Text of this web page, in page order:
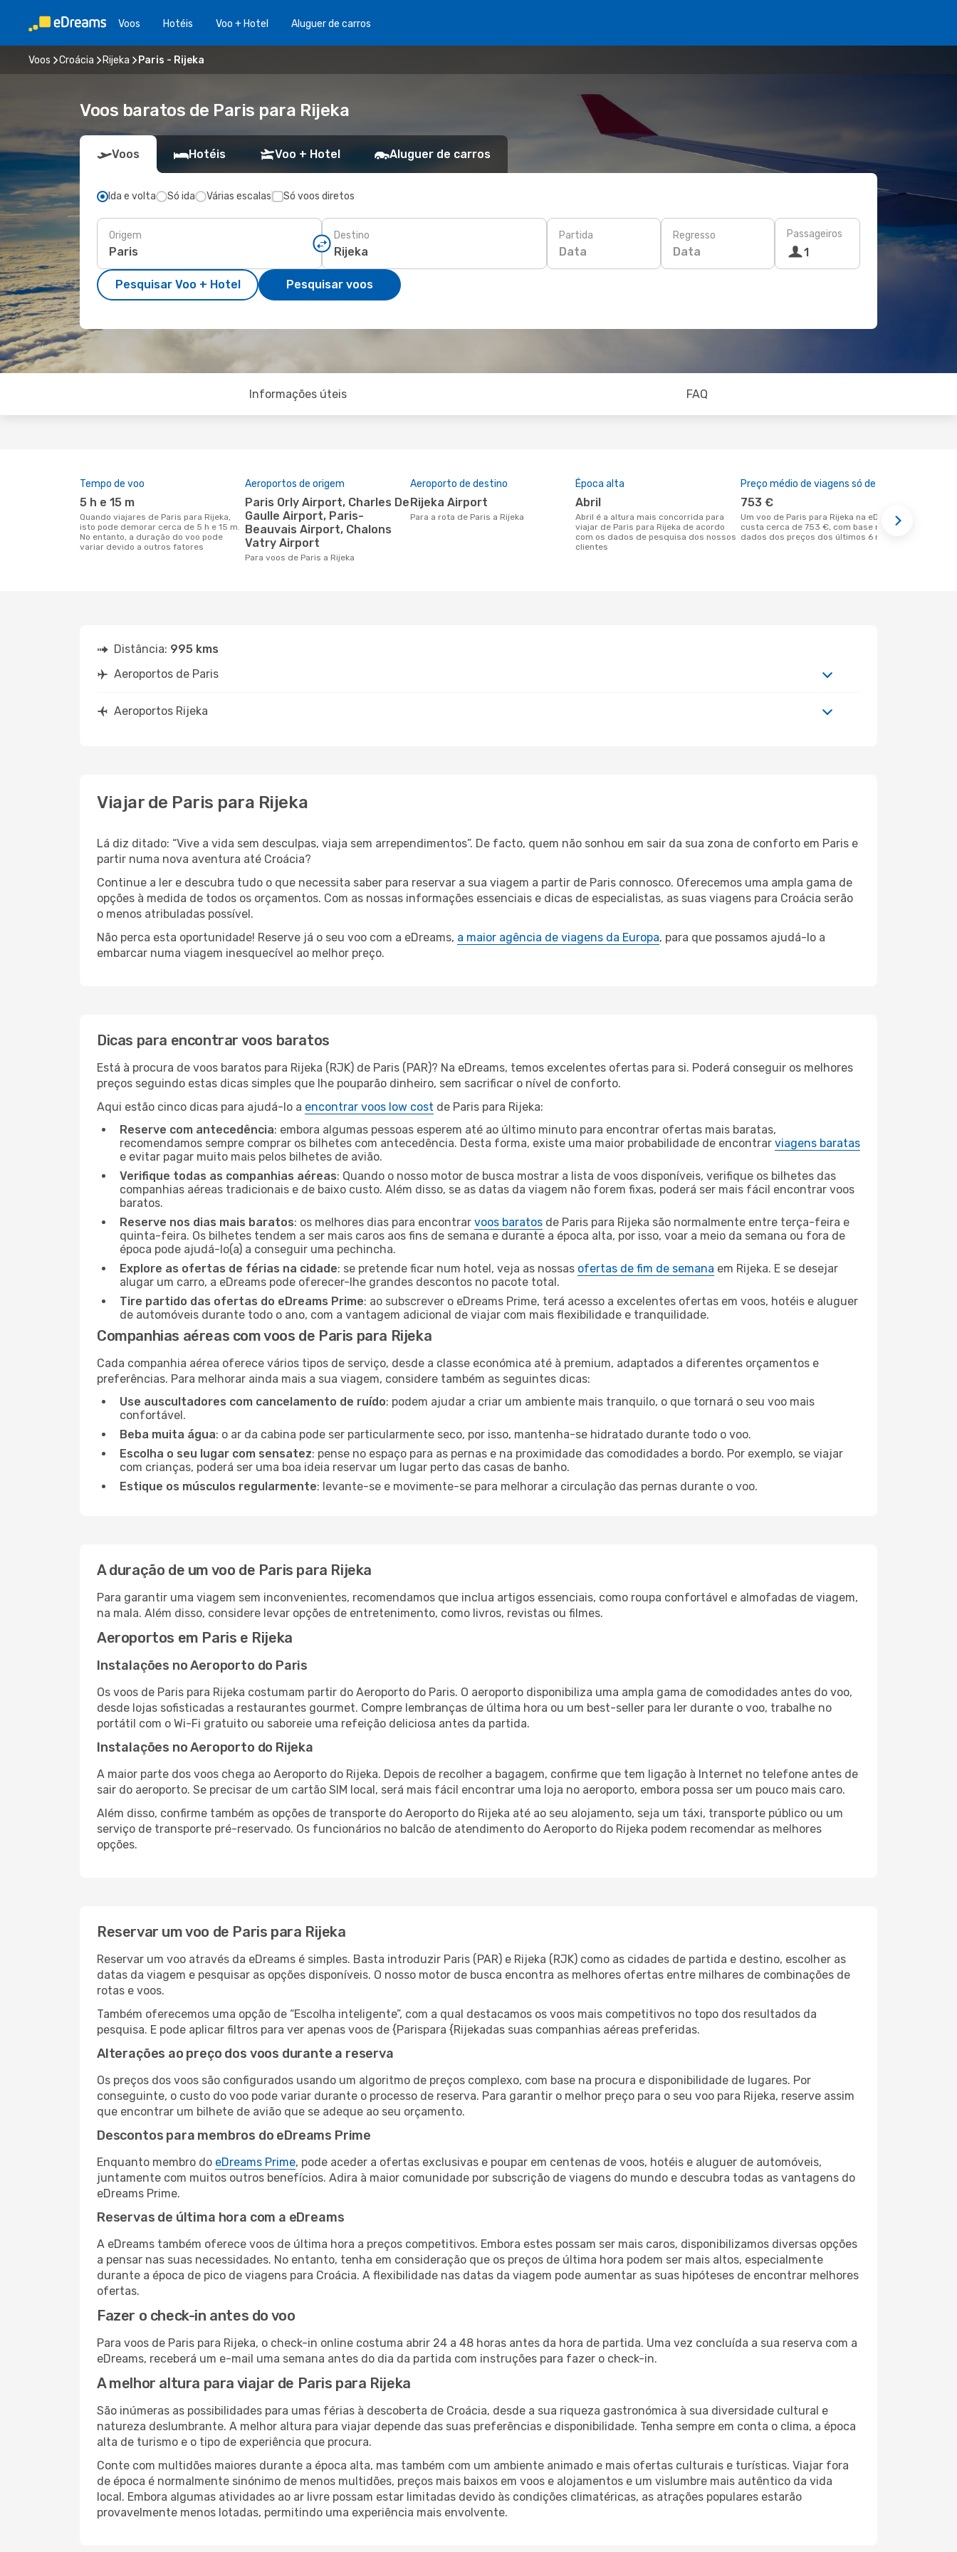
Voos Hotéis Voo + Hotel Aluguer de carros
Voos Croácia Rijeka Paris - Rijeka
Voos baratos de Paris para Rijeka
Voos Hotéis Voo + Hotel Aluguer de carros
Ida e volta Só ida Várias escalas Só voos diretos
Origem Destino Partida
Data
Regresso
Data
Passageiros
1
Pesquisar Voo + Hotel Pesquisar voos
Informações úteis FAQ
Tempo de voo
5 h e 15 m
Quando viajares de Paris para Rijeka,
isto pode demorar cerca de 5 h e 15 m.
No entanto, a duração do voo pode
variar devido a outros fatores
Aeroportos de origem
Paris Orly Airport, Charles De
Gaulle Airport, Paris-
Beauvais Airport, Chalons
Vatry Airport
Para voos de Paris a Rijeka
Aeroporto de destino
Rijeka Airport
Para a rota de Paris a Rijeka
Época alta
abril
abril é a altura mais concorrida para
viajar de Paris para Rijeka de acordo
com os dados de pesquisa dos nossos
clientes
Preço médio de viagens só de ida
753 €
Um voo de Paris para Rijeka na eDreams
custa cerca de 753 €, com base nos
dados dos preços dos últimos 6 meses
Distância: 995 kms
Aeroportos de Paris
Aeroportos Rijeka
Viajar de Paris para Rijeka
Lá diz ditado: “Vive a vida sem desculpas, viaja sem arrependimentos”. De facto, quem não sonhou em sair da sua zona de conforto em Paris e
partir numa nova aventura até Croácia?
Continue a ler e descubra tudo o que necessita saber para reservar a sua viagem a partir de Paris connosco. Oferecemos uma ampla gama de
opções à medida de todos os orçamentos. Com as nossas informações essenciais e dicas de especialistas, as suas viagens para Croácia serão
o menos atribuladas possível.
Não perca esta oportunidade! Reserve já o seu voo com a eDreams, a maior agência de viagens da Europa, para que possamos ajudá-lo a
embarcar numa viagem inesquecível ao melhor preço.
Dicas para encontrar voos baratos
Está à procura de voos baratos para Rijeka (RJK) de Paris (PAR)? Na eDreams, temos excelentes ofertas para si. Poderá conseguir os melhores
preços seguindo estas dicas simples que lhe pouparão dinheiro, sem sacrificar o nível de conforto.
Aqui estão cinco dicas para ajudá-lo a encontrar voos low cost de Paris para Rijeka:
Reserve com antecedência: embora algumas pessoas esperem até ao último minuto para encontrar ofertas mais baratas,
recomendamos sempre comprar os bilhetes com antecedência. Desta forma, existe uma maior probabilidade de encontrar viagens baratas
e evitar pagar muito mais pelos bilhetes de avião.
Verifique todas as companhias aéreas: Quando o nosso motor de busca mostrar a lista de voos disponíveis, verifique os bilhetes das
companhias aéreas tradicionais e de baixo custo. Além disso, se as datas da viagem não forem fixas, poderá ser mais fácil encontrar voos
baratos.
Reserve nos dias mais baratos: os melhores dias para encontrar voos baratos de Paris para Rijeka são normalmente entre terça-feira e
quinta-feira. Os bilhetes tendem a ser mais caros aos fins de semana e durante a época alta, por isso, voar a meio da semana ou fora de
época pode ajudá-lo(a) a conseguir uma pechincha.
Explore as ofertas de férias na cidade: se pretende ficar num hotel, veja as nossas ofertas de fim de semana em Rijeka. E se desejar
alugar um carro, a eDreams pode oferecer-lhe grandes descontos no pacote total.
Tire partido das ofertas do eDreams Prime: ao subscrever o eDreams Prime, terá acesso a excelentes ofertas em voos, hotéis e aluguer
de automóveis durante todo o ano, com a vantagem adicional de viajar com mais flexibilidade e tranquilidade.
Companhias aéreas com voos de Paris para Rijeka
Cada companhia aérea oferece vários tipos de serviço, desde a classe económica até à premium, adaptados a diferentes orçamentos e
preferências. Para melhorar ainda mais a sua viagem, considere também as seguintes dicas:
Use auscultadores com cancelamento de ruído: podem ajudar a criar um ambiente mais tranquilo, o que tornará o seu voo mais
confortável.
Beba muita água: o ar da cabina pode ser particularmente seco, por isso, mantenha-se hidratado durante todo o voo.
Escolha o seu lugar com sensatez: pense no espaço para as pernas e na proximidade das comodidades a bordo. Por exemplo, se viajar
com crianças, poderá ser uma boa ideia reservar um lugar perto das casas de banho.
Estique os músculos regularmente: levante-se e movimente-se para melhorar a circulação das pernas durante o voo.
A duração de um voo de Paris para Rijeka
Para garantir uma viagem sem inconvenientes, recomendamos que inclua artigos essenciais, como roupa confortável e almofadas de viagem,
na mala. Além disso, considere levar opções de entretenimento, como livros, revistas ou filmes.
Aeroportos em Paris e Rijeka
Instalações no Aeroporto do Paris
Os voos de Paris para Rijeka costumam partir do Aeroporto do Paris. O aeroporto disponibiliza uma ampla gama de comodidades antes do voo,
desde lojas sofisticadas a restaurantes gourmet. Compre lembranças de última hora ou um best-seller para ler durante o voo, trabalhe no
portátil com o Wi-Fi gratuito ou saboreie uma refeição deliciosa antes da partida.
Instalações no Aeroporto do Rijeka
A maior parte dos voos chega ao Aeroporto do Rijeka. Depois de recolher a bagagem, confirme que tem ligação à Internet no telefone antes de
sair do aeroporto. Se precisar de um cartão SIM local, será mais fácil encontrar uma loja no aeroporto, embora possa ser um pouco mais caro.
Além disso, confirme também as opções de transporte do Aeroporto do Rijeka até ao seu alojamento, seja um táxi, transporte público ou um
serviço de transporte pré-reservado. Os funcionários no balcão de atendimento do Aeroporto do Rijeka podem recomendar as melhores
opções.
Reservar um voo de Paris para Rijeka
Reservar um voo através da eDreams é simples. Basta introduzir Paris (PAR) e Rijeka (RJK) como as cidades de partida e destino, escolher as
datas da viagem e pesquisar as opções disponíveis. O nosso motor de busca encontra as melhores ofertas entre milhares de combinações de
rotas e voos.
Também oferecemos uma opção de “Escolha inteligente”, com a qual destacamos os voos mais competitivos no topo dos resultados da
pesquisa. E pode aplicar filtros para ver apenas voos de {Parispara {Rijekadas suas companhias aéreas preferidas.
Alterações ao preço dos voos durante a reserva
Os preços dos voos são configurados usando um algoritmo de preços complexo, com base na procura e disponibilidade de lugares. Por
conseguinte, o custo do voo pode variar durante o processo de reserva. Para garantir o melhor preço para o seu voo para Rijeka, reserve assim
que encontrar um bilhete de avião que se adeque ao seu orçamento.
Descontos para membros do eDreams Prime
Enquanto membro do eDreams Prime, pode aceder a ofertas exclusivas e poupar em centenas de voos, hotéis e aluguer de automóveis,
juntamente com muitos outros benefícios. Adira à maior comunidade por subscrição de viagens do mundo e descubra todas as vantagens do
eDreams Prime.
Reservas de última hora com a eDreams
A eDreams também oferece voos de última hora a preços competitivos. Embora estes possam ser mais caros, disponibilizamos diversas opções
a pensar nas suas necessidades. No entanto, tenha em consideração que os preços de última hora podem ser mais altos, especialmente
durante a época de pico de viagens para Croácia. A flexibilidade nas datas da viagem pode aumentar as suas hipóteses de encontrar melhores
ofertas.
Fazer o check-in antes do voo
Para voos de Paris para Rijeka, o check-in online costuma abrir 24 a 48 horas antes da hora de partida. Uma vez concluída a sua reserva com a
eDreams, receberá um e-mail uma semana antes do dia da partida com instruções para fazer o check-in.
A melhor altura para viajar de Paris para Rijeka
São inúmeras as possibilidades para umas férias à descoberta de Croácia, desde a sua riqueza gastronómica à sua diversidade cultural e
natureza deslumbrante. A melhor altura para viajar depende das suas preferências e disponibilidade. Tenha sempre em conta o clima, a época
alta de turismo e o tipo de experiência que procura.
Conte com multidões maiores durante a época alta, mas também com um ambiente animado e mais ofertas culturais e turísticas. Viajar fora
de época é normalmente sinónimo de menos multidões, preços mais baixos em voos e alojamentos e um vislumbre mais autêntico da vida
local. Embora algumas atividades ao ar livre possam estar limitadas devido às condições climatéricas, as atrações populares estarão
provavelmente menos lotadas, permitindo uma experiência mais envolvente.